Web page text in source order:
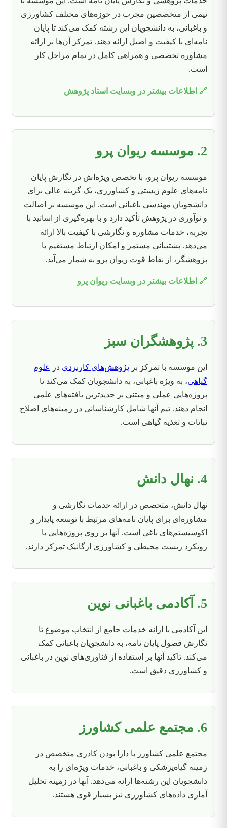
تیمی از متخصصین مجرب در حوزه‌های مختلف کشاورزی
و باغبانی، به دانشجویان این رشته کمک می‌کند تا پایان
نامه‌ای با کیفیت و اصیل ارائه دهند. تمرکز آن‌ها بر ارائه
مشاوره تخصصی و همراهی کامل در تمام مراحل کار
است.
🔗 اطلاعات بیشتر در وبسایت استاد پژوهش
2. موسسه ریوان پرو
موسسه ریوان پرو، با تخصص ویژه‌اش در نگارش پایان
نامه‌های علوم زیستی و کشاورزی، یک گزینه عالی برای
دانشجویان مهندسی باغبانی است. این موسسه بر اصالت
و نوآوری در پژوهش تأکید دارد و با بهره‌گیری از اساتید با
تجربه، خدمات مشاوره و نگارشی با کیفیت بالا ارائه
می‌دهد. پشتیبانی مستمر و امکان ارتباط مستقیم با
پژوهشگر، از نقاط قوت ریوان پرو به شمار می‌آید.
🔗 اطلاعات بیشتر در وبسایت ریوان پرو
3. پژوهشگران سبز
این موسسه با تمرکز بر پژوهش‌های کاربردی در
علوم
گیاهی، به ویژه باغبانی، به دانشجویان کمک می‌کند تا
پروژه‌هایی عملی و مبتنی بر جدیدترین یافته‌های علمی
انجام دهند. تیم آنها شامل کارشناسانی در زمینه‌های اصلاح
نباتات و تغذیه گیاهی است.
4. نهال دانش
نهال دانش، متخصص در ارائه خدمات نگارشی و
مشاوره‌ای برای پایان نامه‌های مرتبط با توسعه پایدار و
اکوسیستم‌های باغی است. آنها بر روی پروژه‌هایی با
رویکرد زیست محیطی و کشاورزی ارگانیک تمرکز دارند.
5. آکادمی باغبانی نوین
این آکادمی با ارائه خدمات جامع از انتخاب موضوع تا
نگارش فصول پایان نامه، به دانشجویان باغبانی کمک
می‌کند. تاکید آنها بر استفاده از فناوری‌های نوین در باغبانی
و کشاورزی دقیق است.
6. مجتمع علمی کشاورز
مجتمع علمی کشاورز با دارا بودن کادری متخصص در
زمینه گیاه‌پزشکی و باغبانی، خدمات ویژه‌ای را به
دانشجویان این رشته‌ها ارائه می‌دهد. آنها در زمینه تحلیل
آماری داده‌های کشاورزی نیز بسیار قوی هستند.